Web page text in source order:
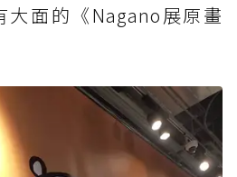
大面的《Nagano展原畫